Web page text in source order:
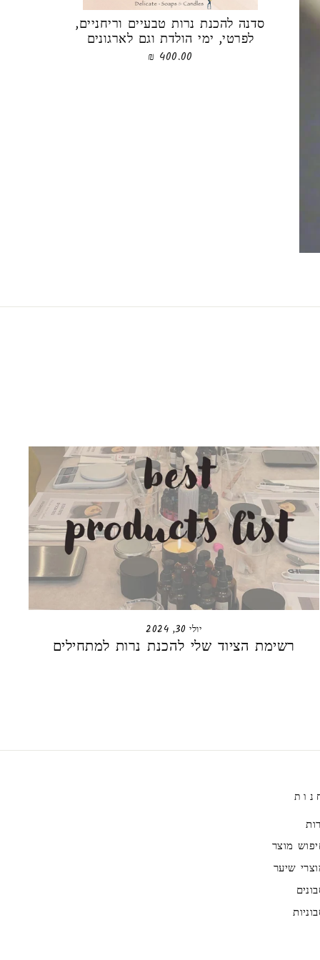
סדנה להכנת נרות טבעיים וריחניים,
לפרטי, ימי הולדת וגם לארגונים
400.00 ₪
יולי 30, 2024
רשימת הציוד שלי להכנת נרות למתחילים
מוצר
שיער